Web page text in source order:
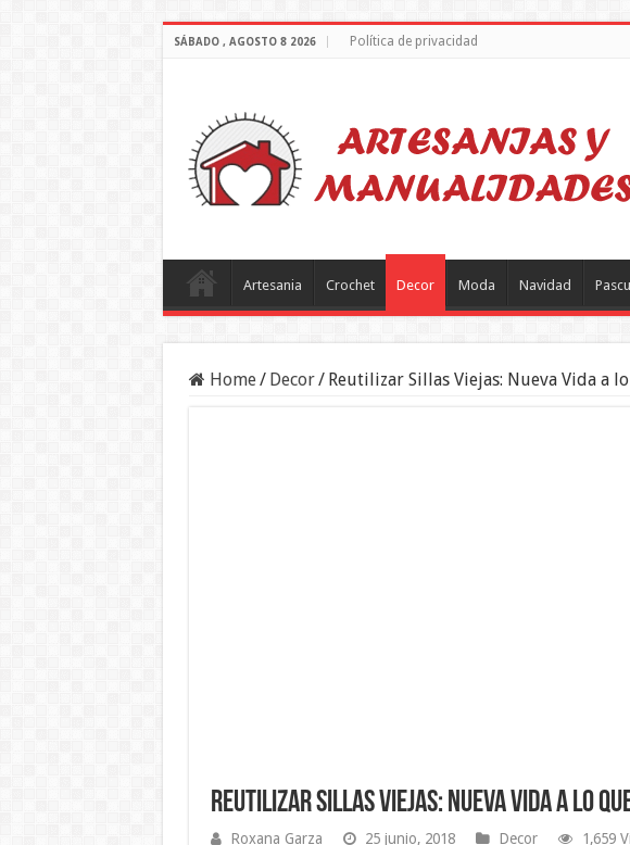
SÁBADO , AGOSTO 8 2026 Política de privacidad
Artesania Crochet Decor Moda Navidad
Home/ Decor/ Reutilizar Sillas Viejas: Nueva Vida a
Reutilizar Sillas Viejas: Nueva Vida a lo
Roxana Garza 25 junio, 2018 Decor 1,659